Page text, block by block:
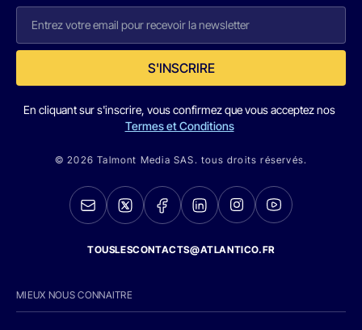
S'INSCRIRE
En cliquant sur s'inscrire, vous confirmez que vous acceptez nos
Termes et Conditions
© 2026 Talmont Media SAS. tous droits réservés.
TOUSLESCONTACTS@ATLANTICO.FR
MIEUX NOUS CONNAITRE